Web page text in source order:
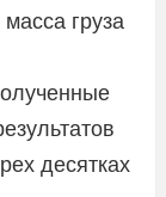
груза
десятках